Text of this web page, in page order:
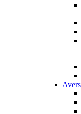
Avers